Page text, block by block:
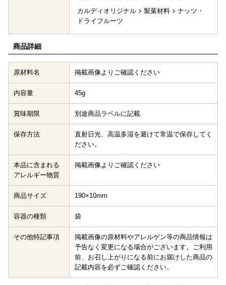
カルディオリジナル
製菓材料
ナッツ・
ドライフルーツ
商品詳細
原材料名 掲載画像よりご確認ください
内容量 45g
賞味期限 別途商品ラベルに記載
保存方法
直射日光、高温多湿を避けて常温で保存してく
ださい。
本品に含まれる
アレルギー物質
掲載画像よりご確認ください
商品サイズ 190×10mm
容器の種類 袋
その他特記事項
掲載画像の原材料やアレルゲン等の商品情報は
予告なく変更になる場合がございます。ご利用
前、お召し上がりになる前にお届けした商品の
記載内容を必ずご確認ください。